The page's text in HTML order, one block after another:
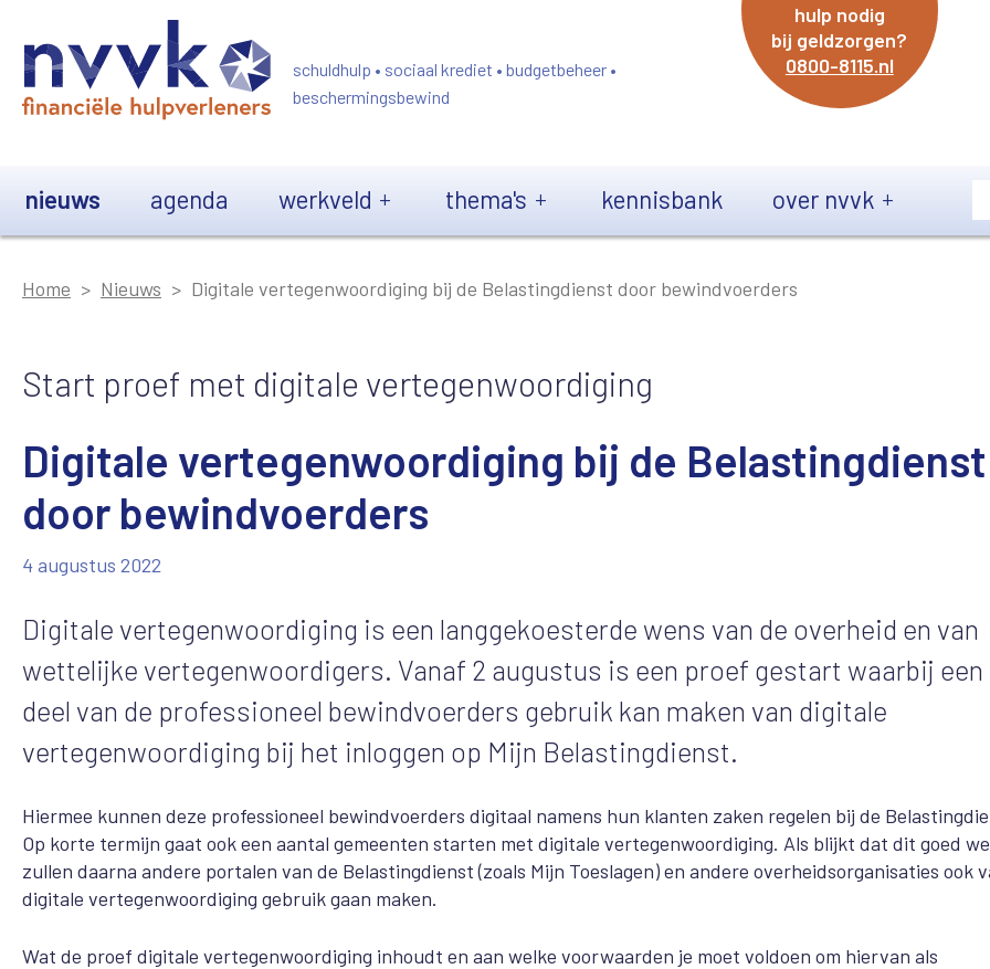
schuldhulp • sociaal krediet • budgetbeheer •
beschermingsbewind
hulp nodig
bij geldzorgen?
0800-8115.nl
nieuws agenda werkveld thema's kennisbank over nvvk
Home Nieuws Digitale vertegenwoordiging bij de Belastingdienst door bewindvoerders
Start proef met digitale vertegenwoordiging
Digitale vertegenwoordiging bij de Belastingdienst
door bewindvoerders
4 augustus 2022
Digitale vertegenwoordiging is een langgekoesterde wens van de overheid en van
wettelijke vertegenwoordigers. Vanaf 2 augustus is een proef gestart waarbij een
deel van de professioneel bewindvoerders gebruik kan maken van digitale
vertegenwoordiging bij het inloggen op Mijn Belastingdienst.
Hiermee kunnen deze professioneel bewindvoerders digitaal namens hun klanten zaken regelen bij de
Op korte termijn gaat ook een aantal gemeenten starten met digitale vertegenwoordiging. Als blijkt dat dit goed
zullen daarna andere portalen van de Belastingdienst (zoals Mijn Toeslagen) en andere overheidsorganisaties ook
digitale vertegenwoordiging gebruik gaan maken.
Wat de proef digitale vertegenwoordiging inhoudt en aan welke voorwaarden je moet voldoen om hiervan als